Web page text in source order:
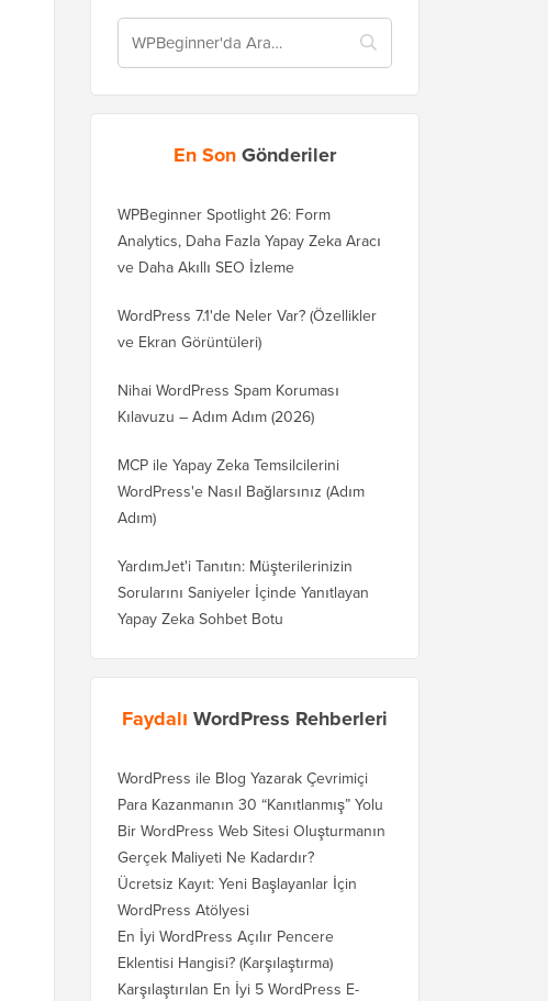
En SonGönderiler
WPBeginner Spotlight 26: Form
Analytics, Daha Fazla Yapay Zeka Aracı
ve Daha Akıllı SEO İzleme
WordPress 7.1'de Neler Var? (Özellikler
ve Ekran Görüntüleri)
Nihai WordPress Spam Koruması
Kılavuzu – Adım Adım (2026)
MCP ile Yapay Zeka Temsilcilerini
WordPress'e Nasıl Bağlarsınız (Adım
Adım)
YardımJet'i Tanıtın: Müşterilerinizin
Sorularını Saniyeler İçinde Yanıtlayan
Yapay Zeka Sohbet Botu
Faydalı WordPress Rehberleri
WordPress ile Blog Yazarak Çevrimiçi
Para Kazanmanın 30 “Kanıtlanmış” Yolu
Bir WordPress Web Sitesi Oluşturmanın
Gerçek Maliyeti Ne Kadardır?
Ücretsiz Kayıt: Yeni Başlayanlar İçin
WordPress Atölyesi
En İyi WordPress Açılır Pencere
Eklentisi Hangisi? (Karşılaştırma)
Karşılaştırılan En İyi 5 WordPress E-